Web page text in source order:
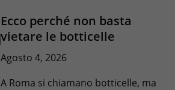
Ecco perché non basta
vietare le botticelle
Agosto 4, 2026
A Roma si chiamano botticelle, ma